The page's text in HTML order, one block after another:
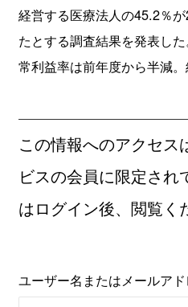
経営する医療法人の45.2％
たとする調査結果を発表し
常利益率は前年度から半減
この情報へのアクセス
ビスの会員に限定され
はログイン後、閲覧く
ユーザー名またはメールアド